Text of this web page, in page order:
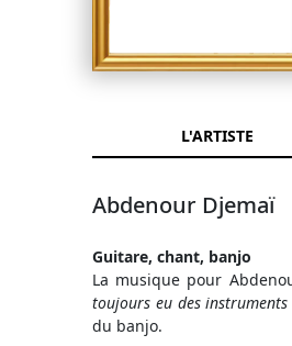
L'ARTISTE
Abdenour Djemaï
Guitare, chant, banjo
La musique pour
toujours eu des
du banjo.